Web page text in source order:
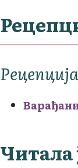
Читала